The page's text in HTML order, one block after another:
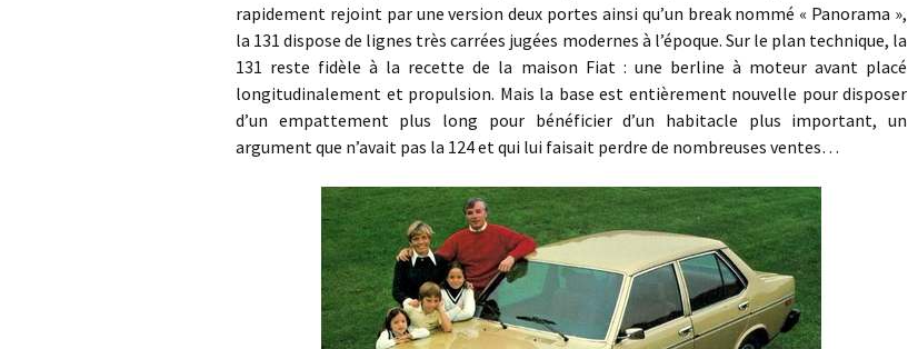
rapidement rejoint par une version deux portes ainsi qu’un break nommé « Panorama »,
la 131 dispose de lignes très carrées jugées modernes à l’époque. Sur le plan technique, la
131 reste fidèle à la recette de la maison Fiat : une berline à moteur avant placé
longitudinalement et propulsion. Mais la base est entièrement nouvelle pour disposer
d’un empattement plus long pour bénéficier d’un habitacle plus important, un
argument que n’avait pas la 124 et qui lui faisait perdre de nombreuses ventes…